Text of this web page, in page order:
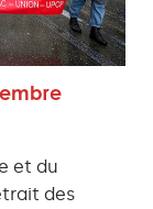
et du
des